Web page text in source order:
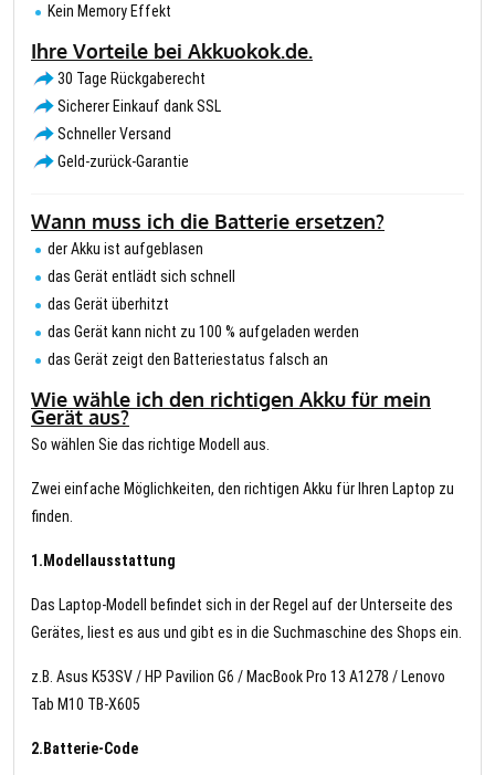
Kein Memory Effekt
Ihre Vorteile bei Akkuokok.de.
30 Tage Rückgaberecht
Sicherer Einkauf dank SSL
Schneller Versand
Geld-zurück-Garantie
Wann muss ich die Batterie ersetzen?
der Akku ist aufgeblasen
das Gerät entlädt sich schnell
das Gerät überhitzt
das Gerät kann nicht zu 100 % aufgeladen werden
das Gerät zeigt den Batteriestatus falsch an
Wie wähle ich den richtigen Akku für mein
Gerät aus?
So wählen Sie das richtige Modell aus.
Zwei einfache Möglichkeiten, den richtigen Akku für Ihren Laptop zu
finden.
1.Modellausstattung
Das Laptop-Modell befindet sich in der Regel auf der Unterseite des
Gerätes, liest es aus und gibt es in die Suchmaschine des Shops ein.
z.B. Asus K53SV / HP Pavilion G6 / MacBook Pro 13 A1278 / Lenovo
Tab M10 TB-X605
2.Batterie-Code